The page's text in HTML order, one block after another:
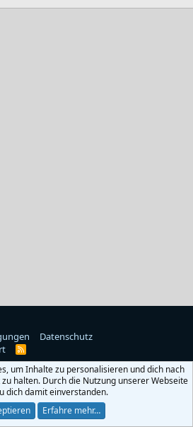
Datenschutz
R
S
um Inhalte zu personalisieren und dich nach
halten. Durch die Nutzung unserer Webseite
dich damit einverstanden.
Erfahre mehr…